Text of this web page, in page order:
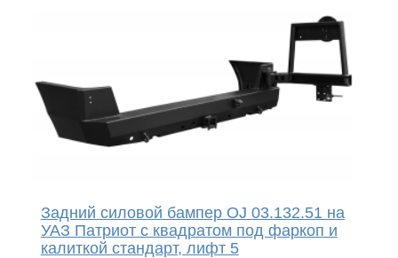
Задний силовой бампер OJ 03.132.51 на
УАЗ Патриот с квадратом под фаркоп и
калиткой стандарт, лифт 5